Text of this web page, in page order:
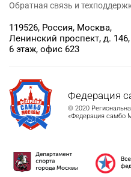
Федерация
© 2020
«Федерация самбо
119526, Россия, Москва,
Ленинский проспект, д. 146,
6 этаж, офис 623
Обратная связь и